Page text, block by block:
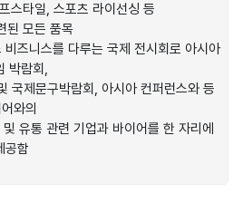
스타일, 스포츠 라이선싱 등
박람회,
와의
공함